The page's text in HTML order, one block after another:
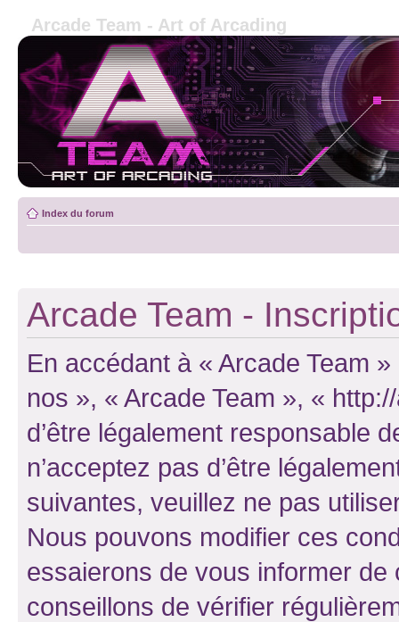
Arcade Team - Art of Arcading
Index du forum
Arcade Team -
En accédant à « Arcade Team
nos », « Arcade Team », «
d’être légalement responsable
n’acceptez pas d’être
suivantes, veuillez ne pas
Nous pouvons modifier ces
essaierons de vous informer
conseillons de vérifier